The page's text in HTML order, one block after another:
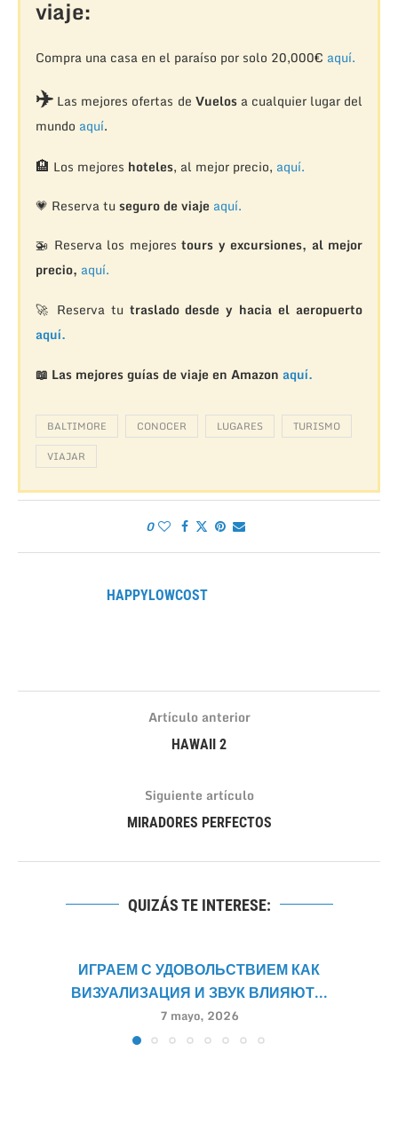
viaje:
Compra una casa en el paraíso por solo 20,000€ aquí.
✈️Las mejores ofertas de Vuelosa cualquier lugar del
mundo aquí.
🏨 Los mejores hoteles, al mejor precio, aquí.
💗 Reserva tu seguro de viaje aquí.
🚁 Reserva los mejorestours y excursiones, al mejor
precio, aquí.
🚀 Reserva tu traslado desde y hacia el aeropuerto
aquí.
📖 Las mejores guías de viaje en Amazon aquí.
BALTIMORE CONOCER LUGARES
TURISMO
VIAJAR
0
HAPPYLOWCOST
Artículo anterior
HAWAII 2
Siguiente artículo
MIRADORES PERFECTOS
QUIZÁS TE INTERESE:
ИГРАЕМ С УДОВОЛЬСТВИЕМ КАК
ВИЗУАЛИЗАЦИЯ И ЗВУК ВЛИЯЮТ...
7 mayo, 2026